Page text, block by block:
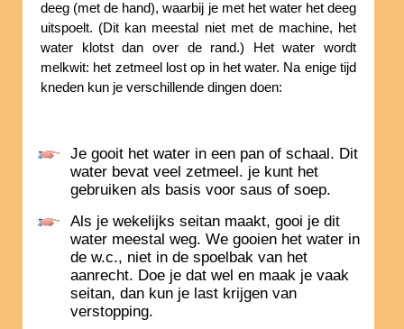
deeg (met de hand), waarbij je met het water het deeg
uitspoelt. (Dit kan meestal niet met de machine, het
water klotst dan over de rand.) Het water wordt
melkwit: het zetmeel lost op in het water. Na enige tijd
kneden kun je verschillende dingen doen:
Je gooit het water in een pan of schaal. Dit
water bevat veel zetmeel. je kunt het
gebruiken als basis voor saus of soep.
Als je wekelijks seitan maakt, gooi je dit
water meestal weg. We gooien het water in
de w.c., niet in de spoelbak van het
aanrecht. Doe je dat wel en maak je vaak
seitan, dan kun je last krijgen van
verstopping.